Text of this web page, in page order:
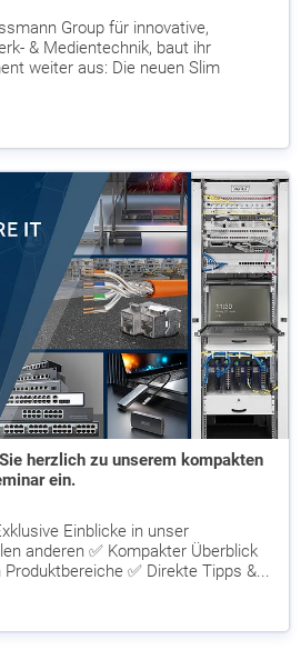
Group für innovative,
& Medientechnik, baut ihr
weiter aus: Die neuen Slim
herzlich zu unserem kompakten
ein.
Einblicke in unser
anderen ✅ Kompakter Überblick
✅ Direkte Tipps &...